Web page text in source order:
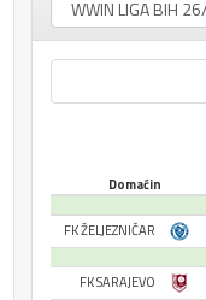
Domaćin
FK ŽELJEZNIČAR
FK SARAJEVO